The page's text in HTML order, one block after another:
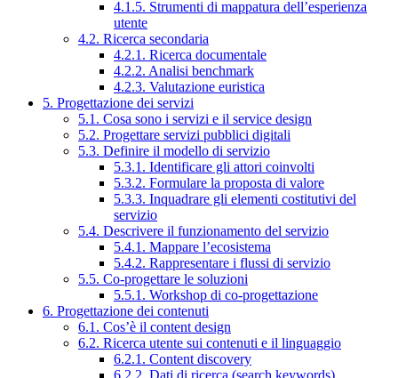
4.1.5. Strumenti di mappatura dell’esperienza
utente
4.2. Ricerca secondaria
4.2.1. Ricerca documentale
4.2.2. Analisi benchmark
4.2.3. Valutazione euristica
5. Progettazione dei servizi
5.1. Cosa sono i servizi e il service design
5.2. Progettare servizi pubblici digitali
5.3. Definire il modello di servizio
5.3.1. Identificare gli attori coinvolti
5.3.2. Formulare la proposta di valore
5.3.3. Inquadrare gli elementi costitutivi del
servizio
5.4. Descrivere il funzionamento del servizio
5.4.1. Mappare l’ecosistema
5.4.2. Rappresentare i flussi di servizio
5.5. Co-progettare le soluzioni
5.5.1. Workshop di co-progettazione
6. Progettazione dei contenuti
6.1. Cos’è il content design
6.2. Ricerca utente sui contenuti e il linguaggio
6.2.1. Content discovery
6.2.2. Dati di ricerca (search keywords)